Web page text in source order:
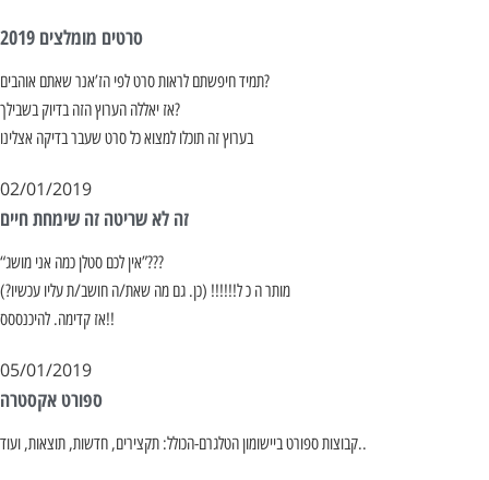
סרטים מומלצים 2019
תמיד חיפשתם לראות סרט לפי הז’אנר שאתם אוהבים?
אז יאללה הערוץ הזה בדיוק בשבילך?
בערוץ זה תוכלו למצוא כל סרט שעבר בדיקה אצלינו
02/01/2019
זה לא שריטה זה שימחת חיים
“אין לכם סטלן כמה אני מושג”???
מותר ה כ ל!!!!!! (כן. גם מה שאת/ה חושב/ת עליו עכשיו?)
אז קדימה. להיכנססס!!
05/01/2019
ספורט אקסטרה
קבוצות ספורט ביישומון הטלגרם-הכולל: תקצירים, חדשות, תוצאות, ועוד..